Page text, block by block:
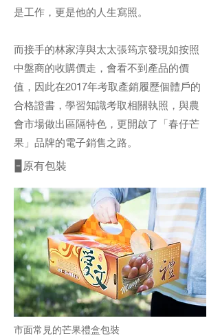
是工作，更是他的人生寫照。
而接手的林家淳與太太張筠京發現如按照
中盤商的收購價走，會看不到產品的價
值，因此在2017年考取產銷履歷個體戶的
合格證書，學習知識考取相關執照，與農
會市場做出區隔特色，更開啟了「春仔芒
果」品牌的電子銷售之路。
🁢原有包裝
市面常見的芒果禮盒包裝